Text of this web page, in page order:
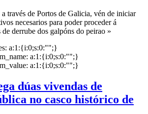
través de Portos de Galicia, vén de iniciar
necesarios para poder proceder á
derrube dos galpóns do peirao »
a:1:{i:0;s:0:"";}
a:1:{i:0;s:0:"";}
a:1:{i:0;s:0:"";}
dúas vivendas de
no casco histórico de